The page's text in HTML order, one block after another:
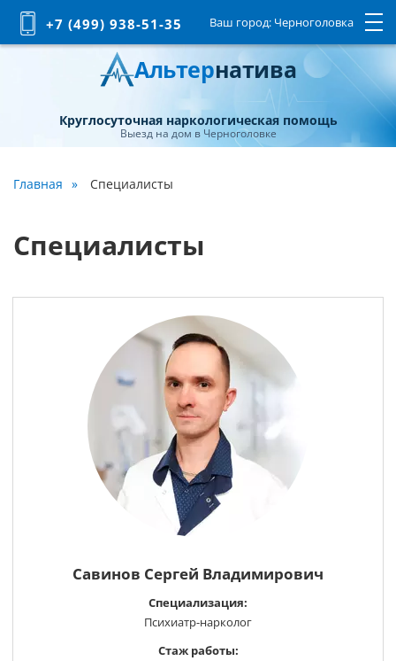
Альтернатива
Круглосуточная наркологическая помощь
Выезд на дом в Черноголовке
+7 (499) 938-51-35 Ваш город: Черноголовка
Главная Специалисты
Специалисты
Савинов Сергей Владимирович
Специализация:
Психиатр-нарколог
Стаж работы: